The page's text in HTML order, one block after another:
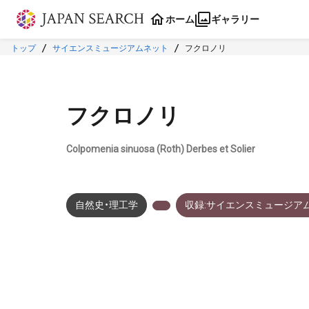
本文に飛ぶ
ホーム ギャラリー
トップ サイエンスミュージアムネット フクロノリ
フクロノリ
Colpomenia sinuosa (Roth) Derbes et Solier
自然史・理工学 収録:サイエンスミュージア